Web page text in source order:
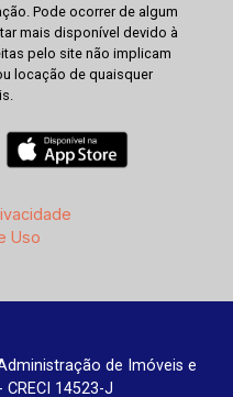
Pode ocorrer de algum
mais disponível devido à
pelo site não implicam
locação de quaisquer
Uso
de Imóveis e
14523-J